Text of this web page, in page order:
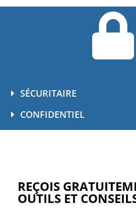
SÉCURITAIRE
CONFIDENTIEL
REÇOIS
OUTILS ET